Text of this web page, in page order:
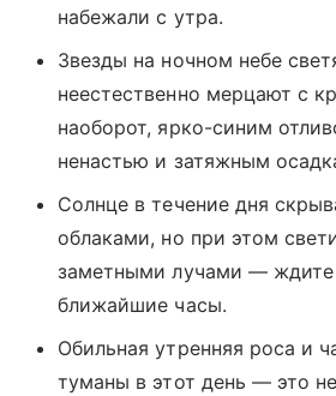
набежали с утра.
Звезды на ночном небе
неестественно мерцают с
наоборот, ярко-синим
ненастью и затяжным
Солнце в течение дня
облаками, но при этом
заметными лучами —
ближайшие часы.
Обильная утренняя роса и
туманы в этот день — это